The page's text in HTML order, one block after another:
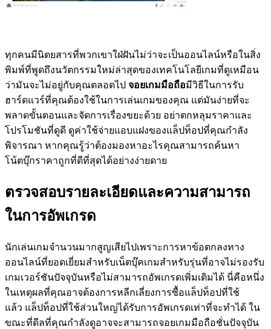
ทุกคนมีนิตยสารที่พวกเขาใฝ่ฝันไม่ว่าจะเป็นออนไลน์หรือในสิ่ง
พิมพ์ที่พูดถึงนวัตกรรมใหม่ล่าสุดของเทคโนโลยีเกมที่ดูเหมือน
ว่ามันจะไม่อยู่กับคุณตลอดไป จอยเกมมือถือมีวิธีในการรับ
ฮาร์ดแวร์ที่คุณต้องใช้ในการเล่นเกมของคุณ แต่มันง่ายที่จะ
พลาดขั้นตอนและจัดการเรื่องขยะด้วย อย่าตกหลุมราคาและ
โปรโมชันที่ดูดี ดูค่าใช้จ่ายแอบแฝงของแล็ปท็อปที่คุณกำลัง
พิจารณา หากคุณรู้ว่าต้องมองหาอะไรคุณสามารถค้นหา
โน้ตบุ๊กราคาถูกที่ดีที่สุดได้อย่างง่ายดาย
ตรวจสอบรายละเอียดและความสามารถ
ในการอัพเกรด
นักเล่นเกมจำนวนมากสูญเสียไปเพราะการหาข้อตกลงทาง
ออนไลน์ที่ยอดเยี่ยมสำหรับเน็ตบุ๊คเกมสำหรับรุ่นที่อาจไม่รองรับ
เกมเวอร์ชันปัจจุบันหรือไม่สามารถอัพเกรดเพิ่มเติมได้ นี่คือหนึ่ง
ในเหตุผลที่คุณอาจต้องการหลีกเลี่ยงการซื้อแล็ปท็อปที่ใช้
แล้ว แล็ปท็อปที่ใช้ส่วนใหญ่ได้รับการอัพเกรดเท่าที่จะทำได้ ใน
ขณะที่ดีลที่คุณกำลังดูอาจจะสามารถจอยเกมมือถือชั่นปัจจุบัน